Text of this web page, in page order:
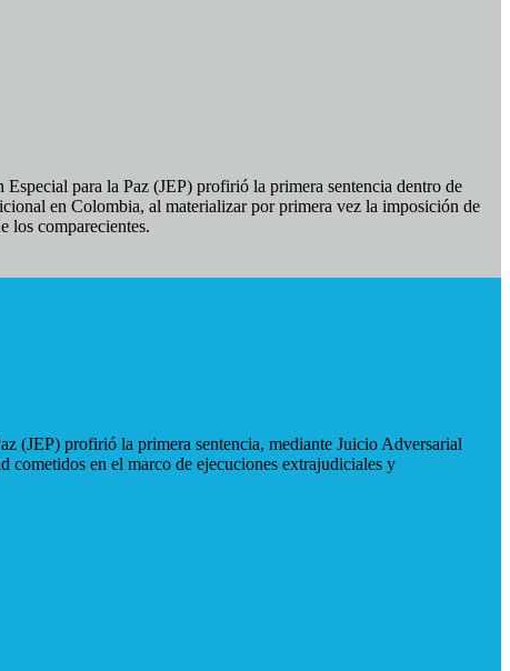
para la Paz (JEP) profirió la primera sentencia dentro de
en Colombia, al materializar por primera vez la imposición de
los comparecientes.
(JEP) profirió la primera sentencia, mediante Juicio Adversarial
en el marco de ejecuciones extrajudiciales y